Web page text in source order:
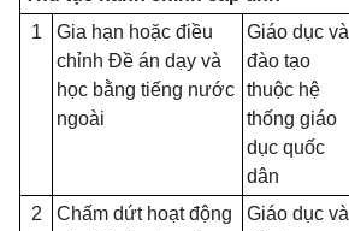
1
Gia hạn hoặc điều
chỉnh Đề án dạy và
học bằng tiếng nước
ngoài
Giáo dục và
đào tạo
thuộc hệ
thống giáo
dục quốc
dân
2
Chấm dứt hoạt động
Giáo dục và